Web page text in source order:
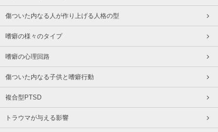
傷ついた内なる人が作り上げる人格の型
嗜癖の様々のタイプ
嗜癖の心理回路
傷ついた内なる子供と嗜癖行動
複合型PTSD
トラウマが与える影響